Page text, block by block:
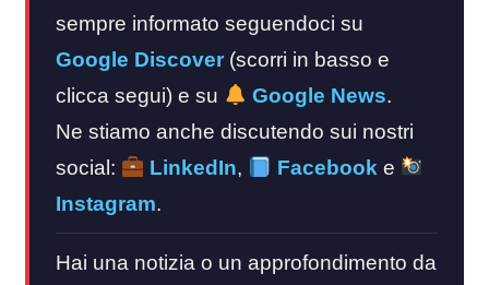
sempre informato seguendoci su
Google Discover (scorri in basso e
clicca segui) e su
Google News.
Ne stiamo anche discutendo sui nostri
social:
LinkedIn, Facebook e
Instagram.
Hai una notizia o un approfondimento da